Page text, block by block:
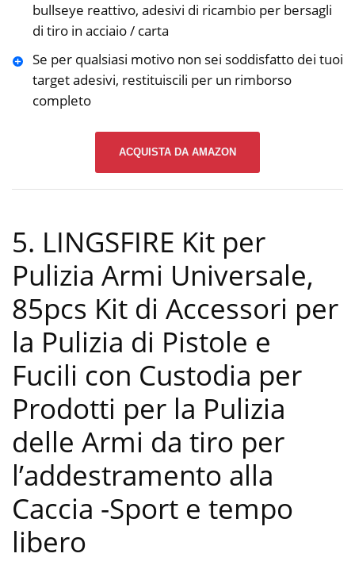
bullseye reattivo, adesivi di ricambio per bersagli
di tiro in acciaio / carta
Se per qualsiasi motivo non sei soddisfatto dei tuoi
target adesivi, restituiscili per un rimborso
completo
ACQUISTA DA AMAZON
5. LINGSFIRE Kit per
Pulizia Armi Universale,
85pcs Kit di Accessori per
la Pulizia di Pistole e
Fucili con Custodia per
Prodotti per la Pulizia
delle Armi da tiro per
l’addestramento alla
Caccia -Sport e tempo
libero